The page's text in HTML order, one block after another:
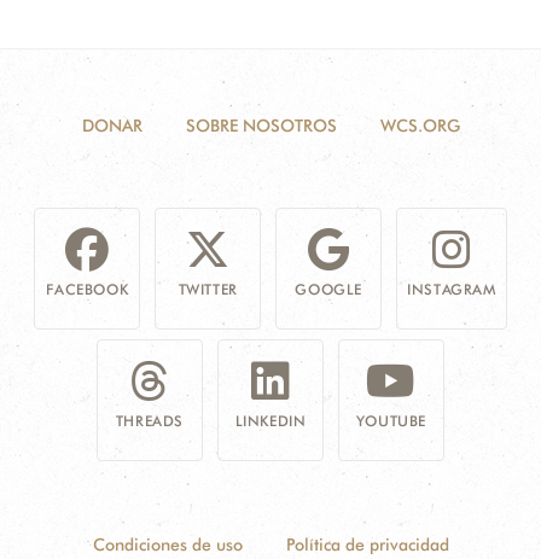
DONAR SOBRE NOSOTROS WCS.ORG
FACEBOOK TWITTER GOOGLE INSTAGRAM
THREADS LINKEDIN YOUTUBE
Condiciones de uso Política de privacidad